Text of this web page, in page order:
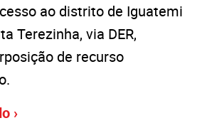
ao distrito de Iguatemi
Terezinha, via DER,
de recurso
›